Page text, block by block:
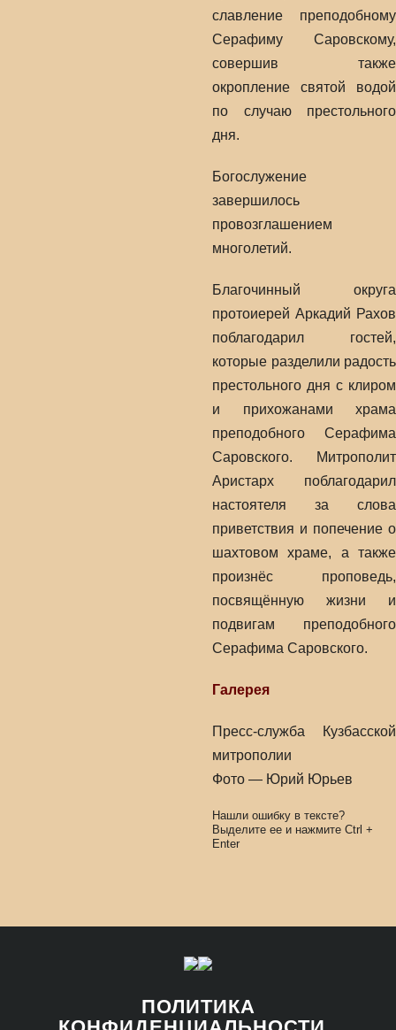
славление преподобному
Серафиму Саровскому,
совершив также
окропление святой водой
по случаю престольного
дня.
Богослужение
завершилось
провозглашением
многолетий.
Благочинный округа
протоиерей Аркадий Рахов
поблагодарил гостей,
которые разделили радость
престольного дня с клиром
и прихожанами храма
преподобного Серафима
Саровского. Митрополит
Аристарх поблагодарил
настоятеля за слова
приветствия и попечение о
шахтовом храме, а также
произнёс проповедь,
посвящённую жизни и
подвигам преподобного
Серафима Саровского.
Галерея
Пресс-служба Кузбасской
митрополии
Фото — Юрий Юрьев
Нашли ошибку в тексте?
Выделите ее и нажмите Ctrl +
Enter
ПОЛИТИКА